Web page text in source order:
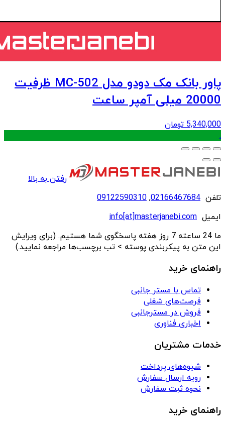
پاور بانک مک دودو مدل MC-502 ظرفیت
20000 میلی آمپر ساعت
5,340,000 تومان
.
رفتن به بالا
تلفن 02166467684
,
09122590310
ایمیل info[at]masterjanebi.com
ما 24 ساعته 7 روز هفته پاسخگوی شما هستیم. (برای ویرایش
این متن به پیکربندی پوسته > تب برچسب‌ها مراجعه نمایید.)
راهنمای خرید
تماس با مستر جانبی
فرصت‌های شغلی
فروش در مسترجانبی
اخباری فناوری
خدمات مشتریان
شیوه‌های پرداخت
رویه ارسال سفارش
نحوه ثبت سفارش
راهنمای خرید